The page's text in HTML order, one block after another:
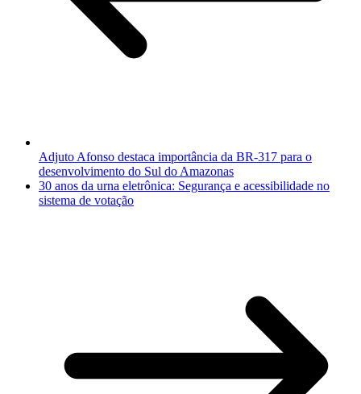
Adjuto Afonso destaca importância da BR-317 para o
desenvolvimento do Sul do Amazonas
30 anos da urna eletrônica: Segurança e acessibilidade no
sistema de votação